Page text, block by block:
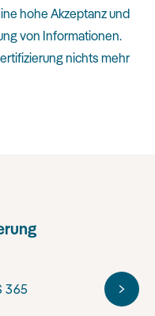
hohe Akzeptanz und
von Informationen.
nichts mehr
365